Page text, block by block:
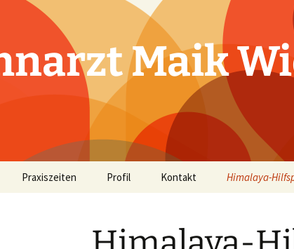
Maik
Praxiszeiten Profil Kontakt Himalaya-